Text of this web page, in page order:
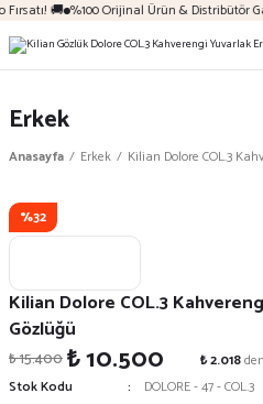
🚚 %100 Orijinal Ürün & Distribütör
Erkek
Anasayfa Erkek Kilian Dolore COL.3
%32
Kilian Dolore COL.3
Gözlüğü
₺ 15.400₺ 10.500 ₺ 2.018
Stok Kodu
DOLORE - 47 - COL.3